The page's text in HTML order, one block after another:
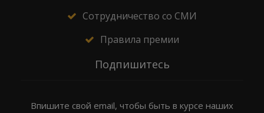
Сотрудничество со СМИ
Правила премии
Подпишитесь
Впишите свой email, чтобы быть в курсе наших